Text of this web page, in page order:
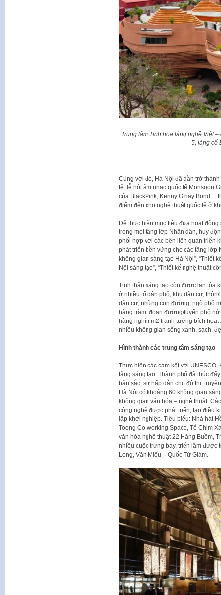
Trung tâm Tinh hoa làng nghề Việt
5, làng cổ
Cùng với đó, Hà Nội đã dần trở
tế: lễ hội âm nhạc quốc tế Monsoon
của BlackPink, Kenny G hay Bond…
điểm đến cho nghệ thuật quốc tế ở
Để thực hiện mục tiêu đưa hoạt động
trong mọi tầng lớp Nhân dân, huy
phối hợp với các bên liên quan triển
phát triển bền vững cho các tầng lớp
không gian sáng tạo Hà Nội”, “Thiết
Nội sáng tạo”, “Thiết kế nghệ thuật
Tinh thần sáng tạo còn được lan tỏa
ở nhiều tổ dân phố, khu dân cư,
dân cư, những con đường, ngõ phố
hàng trăm đoạn đường/tuyến phố nở
hàng nghìn m2 tranh tường bích
nhiều không gian sống xanh, sạch,
Hình thành các trung tâm sáng tạo
Thực hiện các cam kết với
tầng sáng tạo. Thành phố đã thúc
bản sắc, sự hấp dẫn cho đô thị,
Hà Nội có khoảng 60 không gian
không gian văn hóa – nghệ thuật.
công nghệ được phát triển, tạo điều
lập khởi nghiệp. Tiêu biểu: Nhà hát
Toong Co-working Space, Tổ Chim
văn hóa nghệ thuật 22 Hàng Buồm,
nhiều cuộc trưng bày, triển lãm được
Long, Văn Miếu – Quốc Tử Giám.